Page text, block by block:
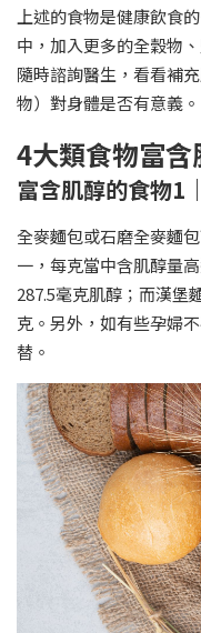
上述的食物是健康飲食
中，加入更多的全穀物
隨時諮詢醫生，看看補
物）對身體是否有意義。
4大類食物富含
富含肌醇的食物1
全麥麵包或石磨全麥麵
一，每克當中含肌醇量
287.5毫克肌醇；而漢堡
克。另外，如有些孕婦
替。